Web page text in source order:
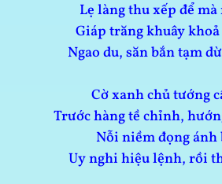
Lẹ làng thu xếp để
Giáp trăng khuây
Ngao du, săn bắn tạm
Cờ xanh chủ tướng
Trước hàng tề chỉnh,
Nỗi niềm đọng ánh
Uy nghi hiệu lệnh, rồi